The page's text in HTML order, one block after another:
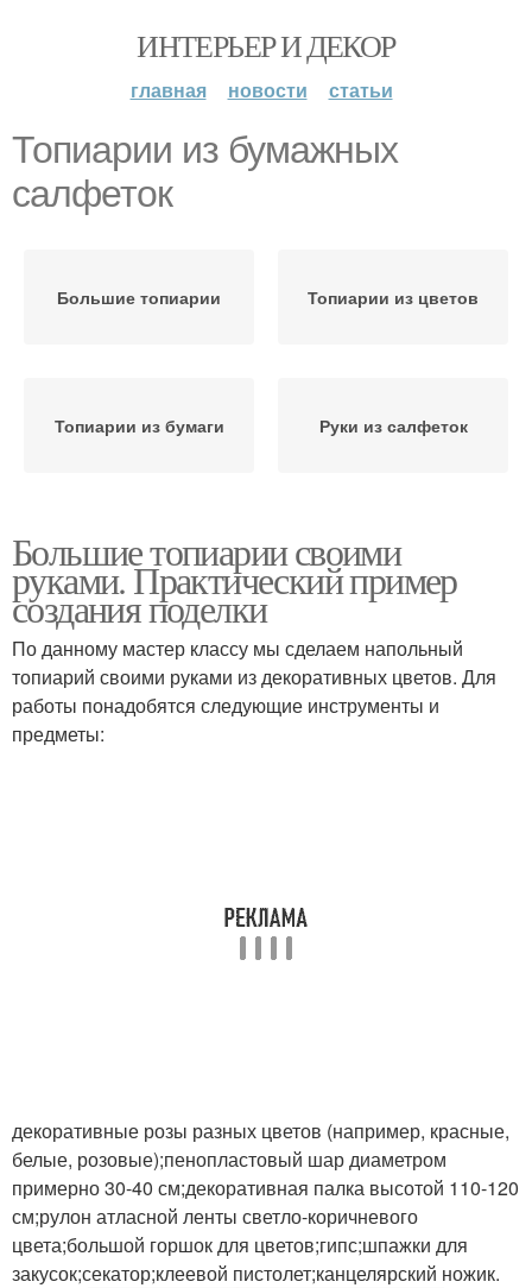
ИНТЕРЬЕР И ДЕКОР
главная новости статьи
Топиарии из бумажных
салфеток
Большие топиарии Топиарии из цветов
Топиарии из бумаги Руки из салфеток
Большие топиарии своими
руками. Практический пример
создания поделки
По данному мастер классу мы сделаем напольный
топиарий своими руками из декоративных цветов. Для
работы понадобятся следующие инструменты и
предметы:
декоративные розы разных цветов (например, красные,
белые, розовые);пенопластовый шар диаметром
примерно 30-40 см;декоративная палка высотой 110-120
см;рулон атласной ленты светло-коричневого
цвета;большой горшок для цветов;гипс;шпажки для
закусок;секатор;клеевой пистолет;канцелярский ножик.